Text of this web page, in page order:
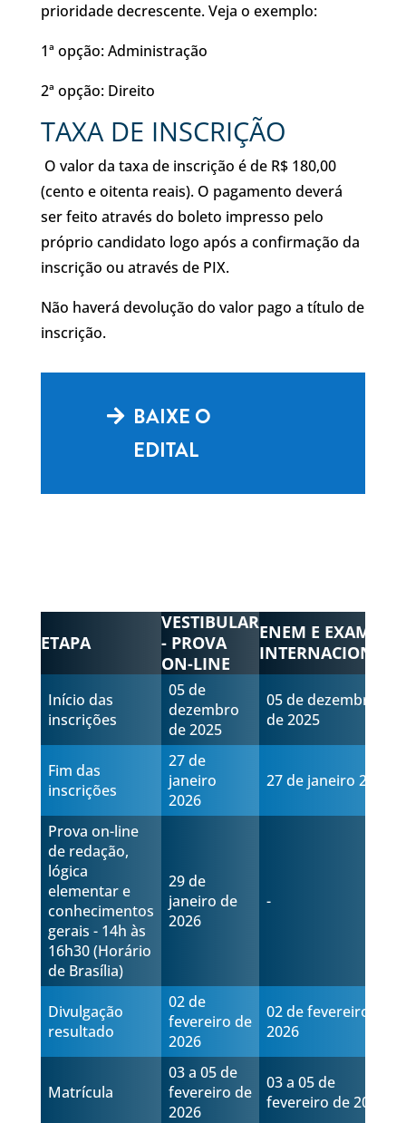
prioridade decrescente. Veja o exemplo:
1ª opção: Administração
2ª opção: Direito
TAXA DE INSCRIÇÃO
O valor da taxa de inscrição é de R$ 180,00
(cento e oitenta reais). O pagamento deverá
ser feito através do boleto impresso pelo
próprio candidato logo após a confirmação da
inscrição ou através de PIX.
Não haverá devolução do valor pago a título de
inscrição.
BAIXE O
EDITAL
ETAPA
VESTIBULAR
- PROVA
ON-LINE
ENEM E EXAMES
INTERNACIONAIS
Início das
inscrições
05 de
dezembro
de 2025
05 de dezembro
de 2025
Fim das
inscrições
27 de
janeiro
2026
27 de janeiro 2026
Prova on-line
de redação,
lógica
elementar e
conhecimentos
gerais - 14h às
16h30 (Horário
de Brasília)
29 de
janeiro de
2026
-
Divulgação
resultado
02 de
fevereiro de
2026
02 de fevereiro de
2026
Matrícula
03 a 05 de
fevereiro de
2026
03 a 05 de
fevereiro de 2026